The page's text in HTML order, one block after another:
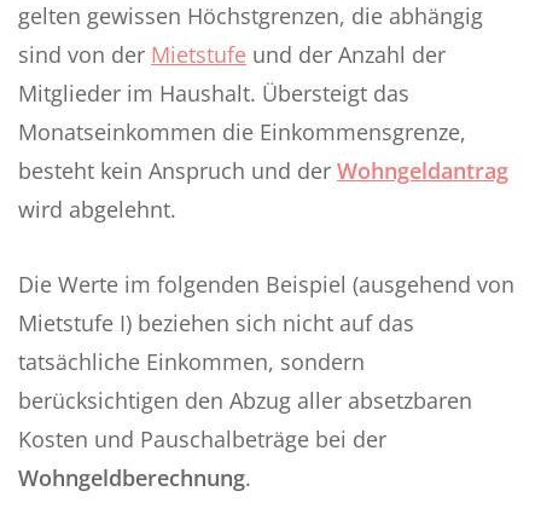
gelten gewissen Höchstgrenzen, die abhängig
sind von der Mietstufe und der Anzahl der
Mitglieder im Haushalt. Übersteigt das
Monatseinkommen die Einkommensgrenze,
besteht kein Anspruch und der Wohngeldantrag
wird abgelehnt.
Die Werte im folgenden Beispiel (ausgehend von
Mietstufe I) beziehen sich nicht auf das
tatsächliche Einkommen, sondern
berücksichtigen den Abzug aller absetzbaren
Kosten und Pauschalbeträge bei der
Wohngeldberechnung.